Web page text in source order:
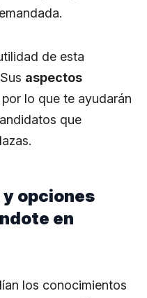
de esta
aspectos
lo que te ayudarán
que
opciones
en
los conocimientos